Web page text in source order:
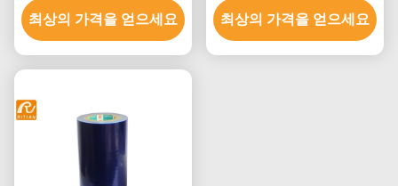
다
최상의 가격을 얻으세요
최상의 가격을 얻으세요